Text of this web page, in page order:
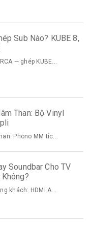
Sub Nào? KUBE 8,
— ghép KUBE...
Than: Bộ Vinyl
Phono MM tíc...
Soundbar Cho TV
khách: HDMI A...